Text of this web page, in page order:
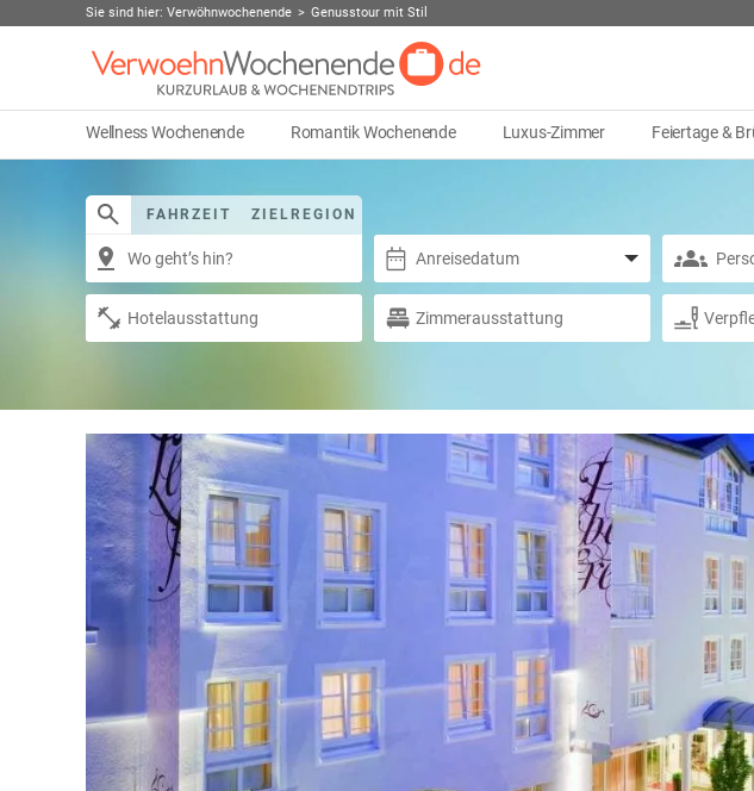
Sie sind hier: Verwöhnwochenende Genusstour mit Stil
Wellness Wochenende Romantik Wochenende Luxus-Zimmer Feiertage &
FAHRZEIT ZIELREGION